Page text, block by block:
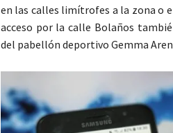
en las calles limítrofes a la zona o
acceso por la calle Bolaños
del pabellón deportivo Gemma